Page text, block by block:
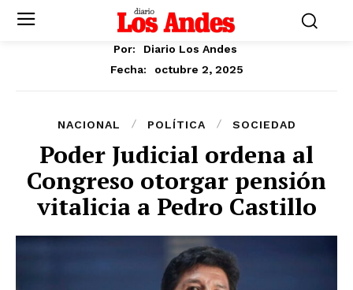
Por:
Diario Los Andes
Fecha:
octubre 2, 2025
NACIONAL POLÍTICA SOCIEDAD
Poder Judicial ordena al
Congreso otorgar pensión
vitalicia a Pedro Castillo